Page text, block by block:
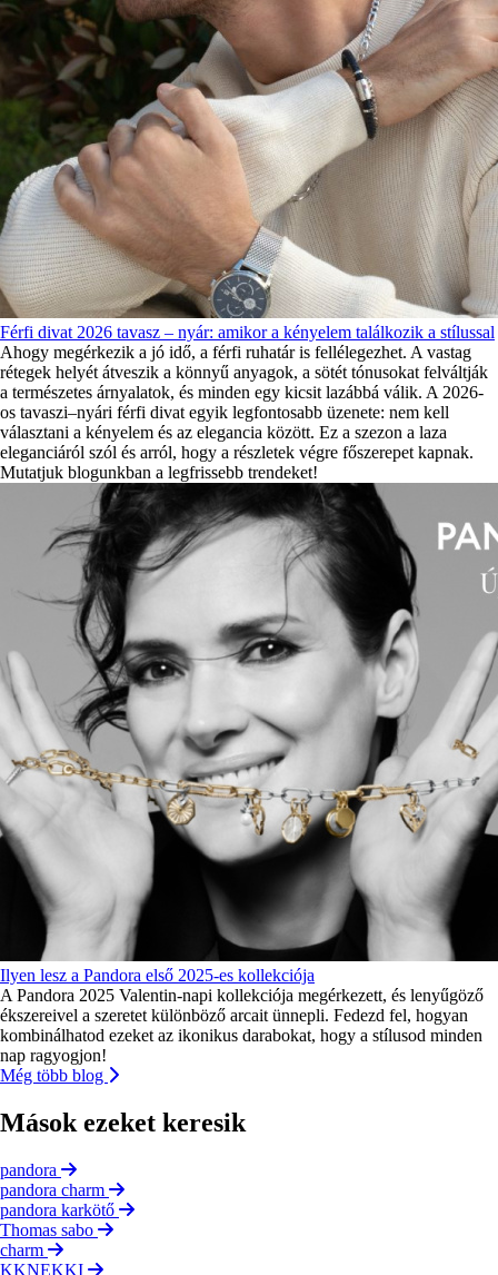
Férfi divat 2026 tavasz – nyár: amikor a kényelem találkozik a stílussal
Ahogy megérkezik a jó idő, a férfi ruhatár is fellélegezhet. A vastag
rétegek helyét átveszik a könnyű anyagok, a sötét tónusokat felváltják
a természetes árnyalatok, és minden egy kicsit lazábbá válik. A 2026-
os tavaszi–nyári férfi divat egyik legfontosabb üzenete: nem kell
választani a kényelem és az elegancia között. Ez a szezon a laza
eleganciáról szól és arról, hogy a részletek végre főszerepet kapnak.
Mutatjuk blogunkban a legfrissebb trendeket!
Ilyen lesz a Pandora első 2025-es kollekciója
A Pandora 2025 Valentin-napi kollekciója megérkezett, és lenyűgöző
ékszereivel a szeretet különböző arcait ünnepli. Fedezd fel, hogyan
kombinálhatod ezeket az ikonikus darabokat, hogy a stílusod minden
nap ragyogjon!
Még több blog
Mások ezeket keresik
pandora
pandora charm
pandora karkötő
Thomas sabo
charm
KKNEKKI